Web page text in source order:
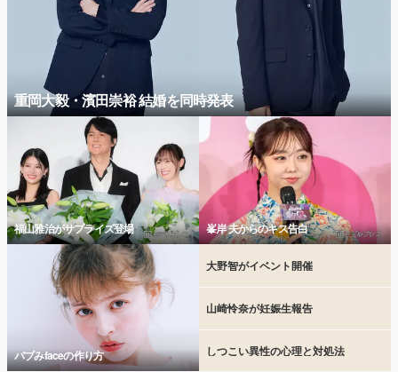
重岡大毅・濱田崇裕 結婚を同時発表
福山雅治がサプライズ登場 峯岸 夫からのキス告白
バブみfaceの作り方
大野智がイベント開催
山崎怜奈が妊娠生報告
しつこい異性の心理と対処法